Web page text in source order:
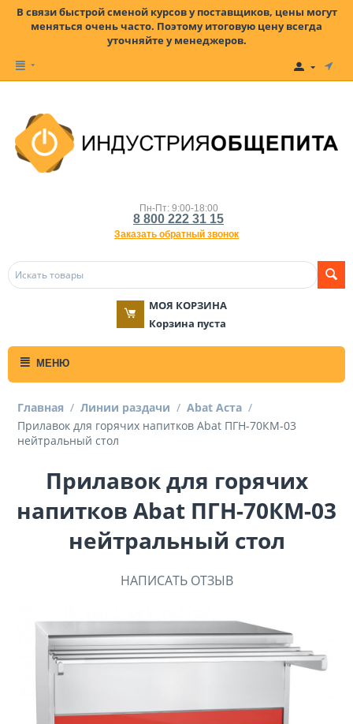
В связи быстрой сменой курсов у поставщиков, цены могут
меняться очень часто. Поэтому итоговую цену всегда
уточняйте у менеджеров.
Пн-Пт: 9:00-18:00
8 800 222 31 15
Заказать обратный звонок
МОЯ КОРЗИНА
Корзина пуста
МЕНЮ
Главная / Линии раздачи / Abat Аста /
Прилавок для горячих напитков Abat ПГН-70КМ-03
нейтральный стол
Прилавок для горячих
напитков Abat ПГН-70КМ-03
нейтральный стол
НАПИСАТЬ ОТЗЫВ